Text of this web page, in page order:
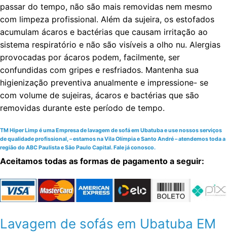
passar do tempo, não são mais removidas nem mesmo
com limpeza profissional. Além da sujeira, os estofados
acumulam ácaros e bactérias que causam irritação ao
sistema respiratório e não são visíveis a olho nu. Alergias
provocadas por ácaros podem, facilmente, ser
confundidas com gripes e resfriados. Mantenha sua
higienização preventiva anualmente e impressione- se
com volume de sujeiras, ácaros e bactérias que são
removidas durante este período de tempo.
TM Hiper Limp é uma Empresa de lavagem de sofá em Ubatuba e use nossos serviços
de qualidade profissional, – estamos na Vila Olímpia e Santo André – atendemos toda a
região do ABC Paulista e São Paulo Capital. Fale já conosco.
Aceitamos todas as formas de pagamento a seguir:
Lavagem de sofás em Ubatuba EM